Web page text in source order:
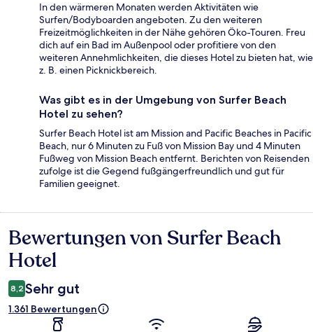
In den wärmeren Monaten werden Aktivitäten wie
Surfen/Bodyboarden angeboten. Zu den weiteren
Freizeitmöglichkeiten in der Nähe gehören Öko-Touren. Freu
dich auf ein Bad im Außenpool oder profitiere von den
weiteren Annehmlichkeiten, die dieses Hotel zu bieten hat, wie
z. B. einen Picknickbereich.
Was gibt es in der Umgebung von Surfer Beach
Hotel zu sehen?
Surfer Beach Hotel ist am Mission and Pacific Beaches in Pacific
Beach, nur 6 Minuten zu Fuß von Mission Bay und 4 Minuten
Fußweg von Mission Beach entfernt. Berichten von Reisenden
zufolge ist die Gegend fußgängerfreundlich und gut für
Familien geeignet.
Bewertungen
Bewertungen von Surfer Beach
Hotel
8,2 Sehr gut
1.361 Bewertungen